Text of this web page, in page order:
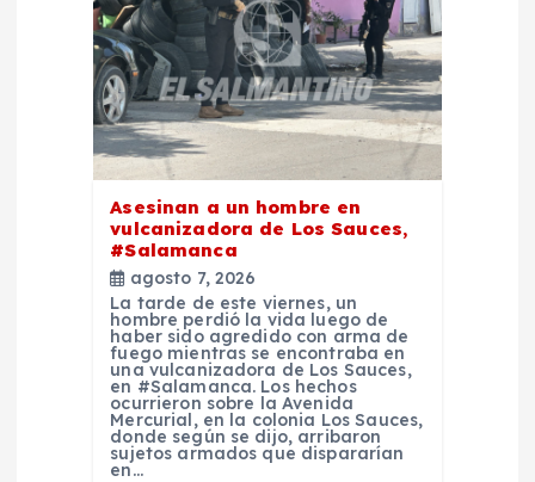
Asesinan a un hombre en
vulcanizadora de Los Sauces,
#Salamanca
agosto 7, 2026
La tarde de este viernes, un
hombre perdió la vida luego de
haber sido agredido con arma de
fuego mientras se encontraba en
una vulcanizadora de Los Sauces,
en #Salamanca. Los hechos
ocurrieron sobre la Avenida
Mercurial, en la colonia Los Sauces,
donde según se dijo, arribaron
sujetos armados que dispararían
en…